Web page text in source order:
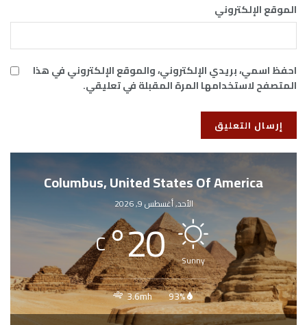
الموقع الإلكتروني
احفظ اسمي، بريدي الإلكتروني، والموقع الإلكتروني في هذا
المتصفح لاستخدامها المرة المقبلة في تعليقي.
Columbus, United States Of America
الأحد, أغسطس 9, 2026
Sunny
20
°
C
93%
3.6mh